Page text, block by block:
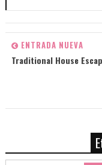
ENTRADA NUEVA
Traditional House